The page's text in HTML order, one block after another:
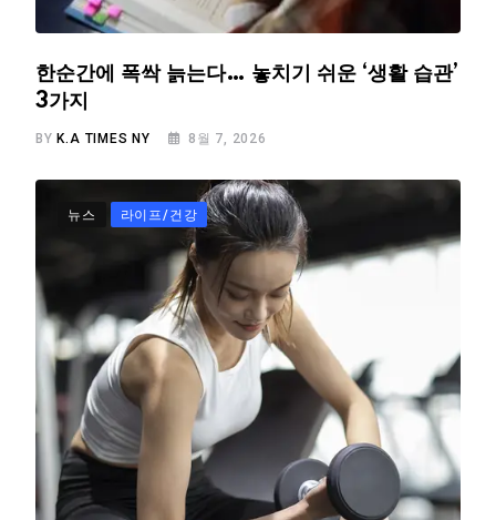
한순간에 폭싹 늙는다… 놓치기 쉬운 ‘생활 습관’
3가지
BY K.A TIMES NY 8월 7, 2026
뉴스 라이프/건강